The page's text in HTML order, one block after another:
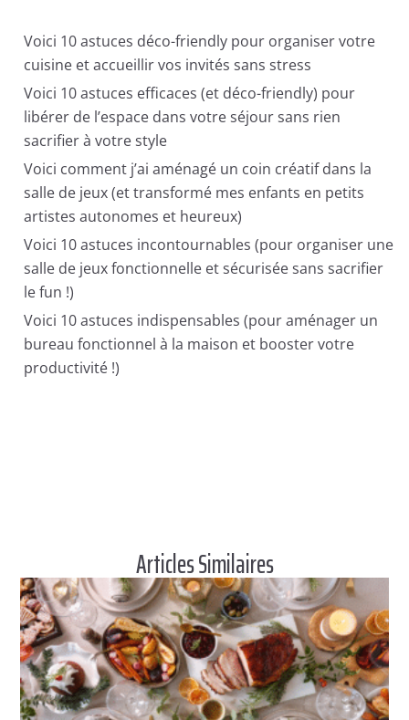
Voici 10 astuces déco-friendly pour organiser votre
cuisine et accueillir vos invités sans stress
Voici 10 astuces efficaces (et déco-friendly) pour
libérer de l’espace dans votre séjour sans rien
sacrifier à votre style
Voici comment j’ai aménagé un coin créatif dans la
salle de jeux (et transformé mes enfants en petits
artistes autonomes et heureux)
Voici 10 astuces incontournables (pour organiser une
salle de jeux fonctionnelle et sécurisée sans sacrifier
le fun !)
Voici 10 astuces indispensables (pour aménager un
bureau fonctionnel à la maison et booster votre
productivité !)
Articles Similaires